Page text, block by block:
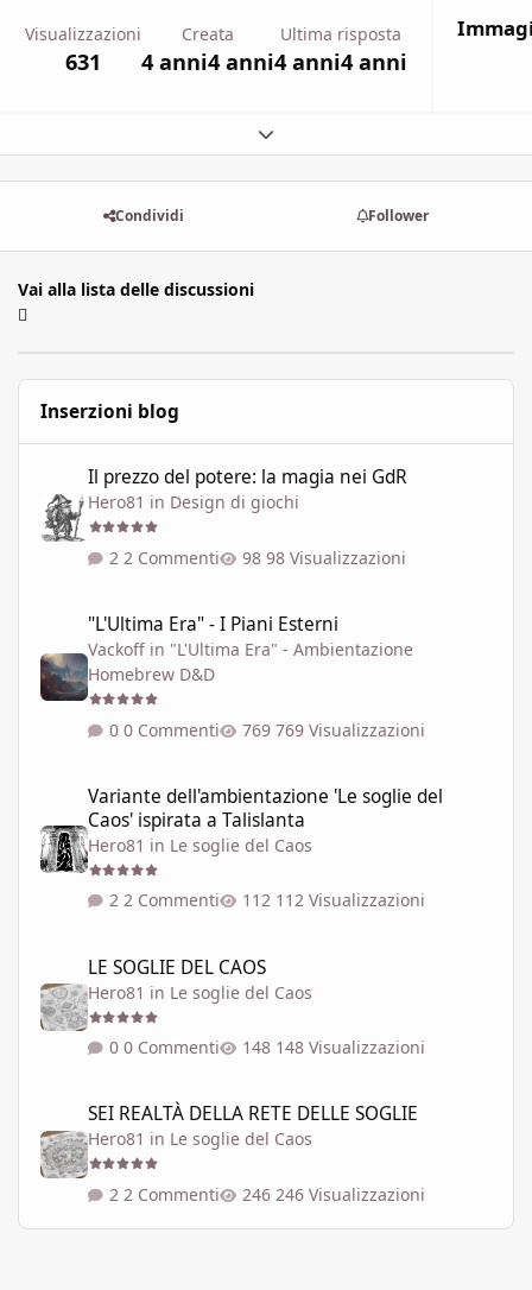
Visualizzazioni
631
Creata
4 anni4 anni
Ultima risposta
4 anni4 anni
Espandi panoramica del topic
Condividi Follower
Vai alla lista delle discussioni
Inserzioni blog
Il prezzo del potere: la magia nei GdR
Hero81 in Design di giochi
2 Commenti 98 Visualizzazioni
"L'Ultima Era" - I Piani Esterni
Vackoff in "L'Ultima Era" - Ambientazione
Homebrew D&D
0 Commenti 769 Visualizzazioni
Variante dell'ambientazione 'Le soglie del
Caos' ispirata a Talislanta
Hero81 in Le soglie del Caos
2 Commenti 112 Visualizzazioni
LE SOGLIE DEL CAOS
Hero81 in Le soglie del Caos
0 Commenti 148 Visualizzazioni
SEI REALTÀ DELLA RETE DELLE SOGLIE
Hero81 in Le soglie del Caos
2 Commenti 246 Visualizzazioni